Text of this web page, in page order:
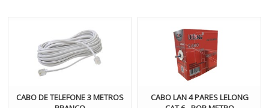
CABO DE TELEFONE 3 METROS
CABO LAN 4 PARES LELONG